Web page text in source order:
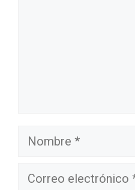
Nombre
Correo